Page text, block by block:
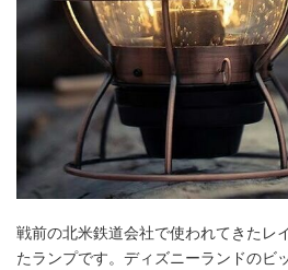
戦前の北米鉄道会社で使われてきたレ
たランプです。ディズニーランドのビ